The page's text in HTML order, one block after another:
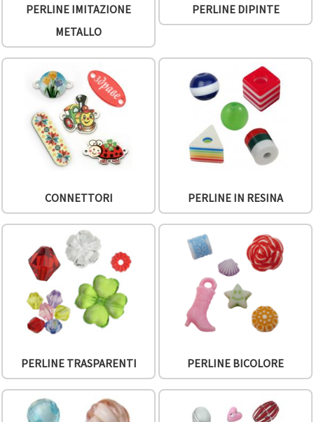
PERLINE IMITAZIONE
METALLO
PERLINE DIPINTE
CONNETTORI PERLINE IN RESINA
PERLINE TRASPARENTI PERLINE BICOLORE